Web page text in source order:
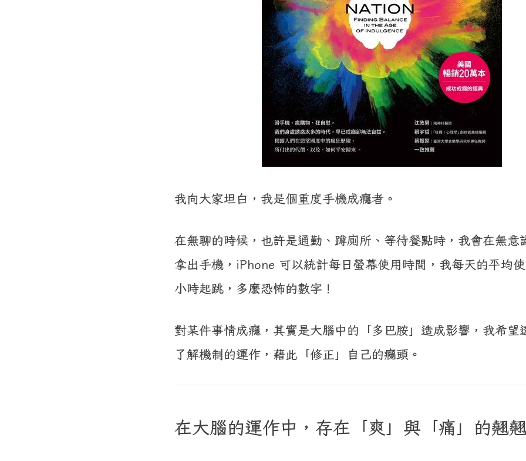
我向大家坦白，我是個重度手機成癮者。
在無聊的時候，也許是通勤、蹲廁所、等待餐點時，我會在無意
拿出手機，iPhone 可以統計每日螢幕使用時間，我每天的平均
小時起跳，多麽恐怖的數字！
對某件事情成癮，其實是大腦中的「多巴胺」造成影響，我希望
了解機制的運作，藉此「修正」自己的癮頭。
在大腦的運作中，存在「爽」與「痛」的翹